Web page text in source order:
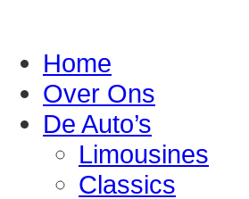
Home
Over Ons
De Auto’s
Limousines
Classics